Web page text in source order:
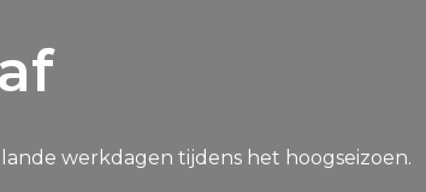
werkdagen tijdens het hoogseizoen.